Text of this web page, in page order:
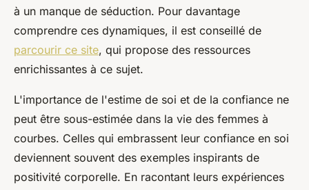
à un manque de séduction. Pour davantage
comprendre ces dynamiques, il est conseillé de
parcourir ce site, qui propose des ressources
enrichissantes à ce sujet.
L'importance de l'estime de soi et de la confiance ne
peut être sous-estimée dans la vie des femmes à
courbes. Celles qui embrassent leur confiance en soi
deviennent souvent des exemples inspirants de
positivité corporelle. En racontant leurs expériences